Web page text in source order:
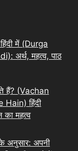
में (Durga
अर्थ, महत्व, पाठ
हैं? (Vachan
हिंदी
का महत्व
अनुसार: अपनी